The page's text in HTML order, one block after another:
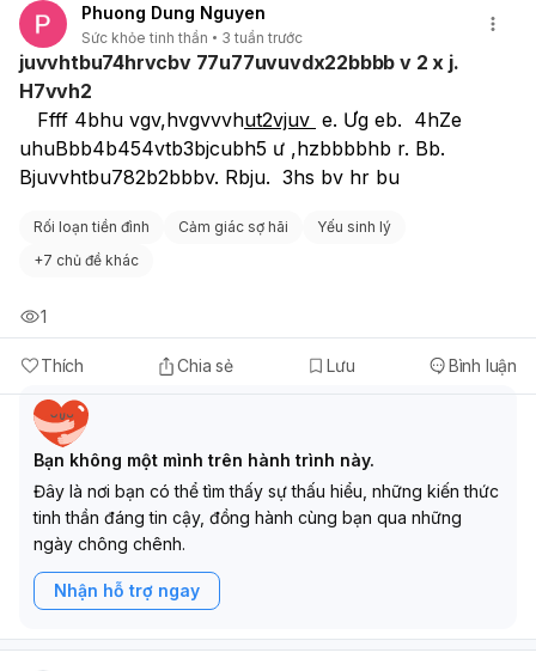
Phuong Dung Nguyen
Sức khỏe tinh thần 3 tuần trước
juvvhtbu74hrvcbv 77u77uvuvdx22bbbb v 2 x j.
H7vvh2
   Ffff 4bhu vgv,hvgvvvh
ut2vjuv e. Ưg eb.  4hZe
uhuBbb4b454vtb3bjcubh5 ư ,hzbbbbhb r. Bb.
Bjuvvhtbu782b2bbbv. Rbju.  3hs bv hr bu
Rối loạn tiền đình Cảm giác sợ hãi
Yếu sinh lý
+7 chủ đề khác
Thích Chia sẻ Lưu Bình luận
1
Bạn không một mình trên hành trình này.
Đây là nơi bạn có thể tìm thấy sự thấu hiểu, những kiến thức
tinh thần đáng tin cậy, đồng hành cùng bạn qua những
ngày chông chênh.
Nhận hỗ trợ ngay